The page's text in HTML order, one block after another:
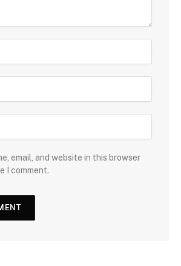
email, and website in this browser
I comment.